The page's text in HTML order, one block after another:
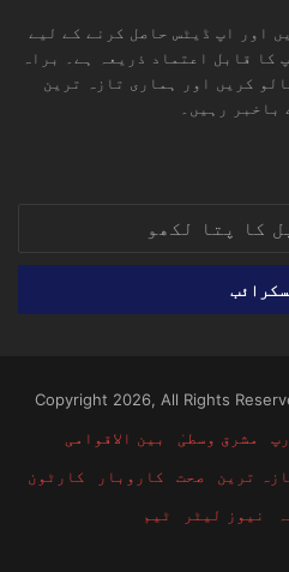
اور اپ ڈیٹس حاصل کرنے کے لیے
کا قابل اعتماد ذریعہ ہے۔ براہ
کریں اور ہماری تازہ ترین
باخبر رہیں۔
مشرق وسطیٰ
بین الاقوامی
ترین صحت کاروبار
کارٹون
نیوز لیٹر ٹیم